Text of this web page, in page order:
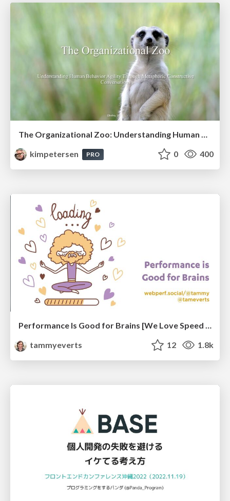
The Organizational Zoo: Understanding Human Behavior Agility Through Metaphoric Constructive Conversations (based on the works of Arthur Shelley, Ph.D)
kimpetersen
PRO 0 400
Performance Is Good for Brains [We Love Speed 2024]
tammyeverts
12 1.8k